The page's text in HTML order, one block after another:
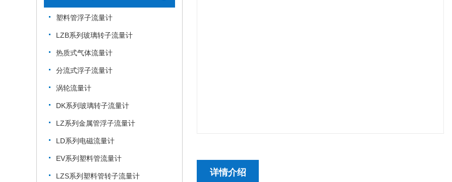
塑料管浮子流量计
LZB系列玻璃转子流量计
热质式气体流量计
分流式浮子流量计
涡轮流量计
DK系列玻璃转子流量计
LZ系列金属管浮子流量计
LD系列电磁流量计
EV系列塑料管流量计
LZS系列塑料管转子流量计 详情介绍